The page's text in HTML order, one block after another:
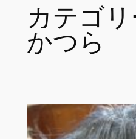
カテゴ
かつら